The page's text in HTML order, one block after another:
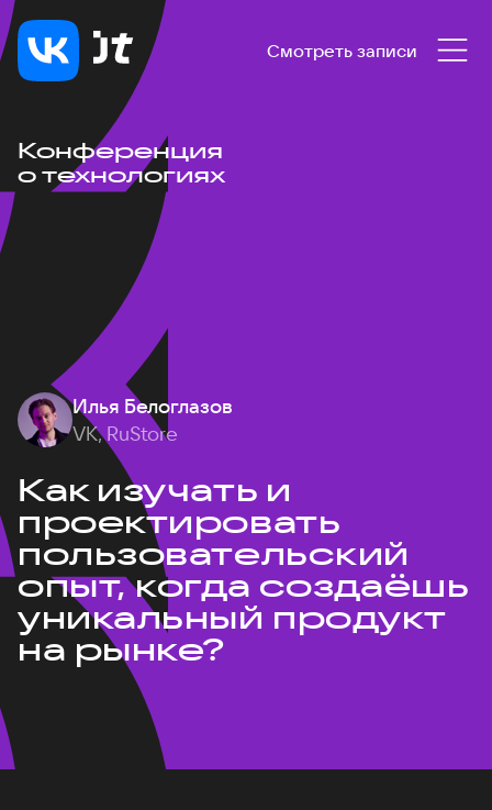
Смотреть записи
Конференция
о технологиях
Илья Белоглазов
VK, RuStore
Как изучать и
проектировать
пользовательский
опыт, когда создаёшь
уникальный продукт
на рынке?